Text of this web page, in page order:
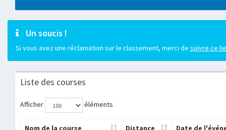
Un soucis !
Si vous avez une réclamation sur le classement, merci de suivre ce
Liste des courses
Afficher éléments
Nom de la course Distance Date de